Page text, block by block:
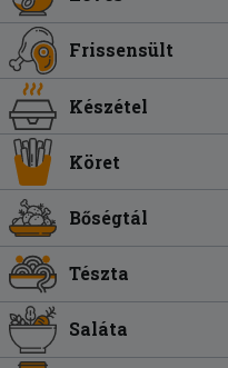
Frissensült
Készétel
Köret
Bőségtál
Tészta
Saláta